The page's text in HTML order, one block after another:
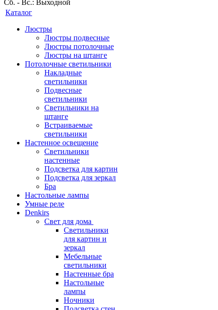
Сб. - Вс.: Выходной
Каталог
Люстры
Люстры подвесные
Люстры потолочные
Люстры на штанге
Потолочные светильники
Накладные
светильники
Подвесные
светильники
Светильники на
штанге
Встраиваемые
светильники
Настенное освещение
Светильники
настенные
Подсветка для картин
Подсветка для зеркал
Бра
Настольные лампы
Умные реле
Denkirs
Свет для дома
Светильники
для картин и
зеркал
Мебельные
светильники
Настенные бра
Настольные
лампы
Ночники